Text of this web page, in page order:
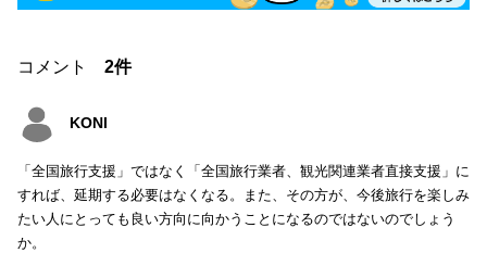
コメント 2件
KONI
「全国旅行支援」ではなく「全国旅行業者、観光関連業者直接支援」に
すれば、延期する必要はなくなる。また、その方が、今後旅行を楽しみ
たい人にとっても良い方向に向かうことになるのではないのでしょう
か。